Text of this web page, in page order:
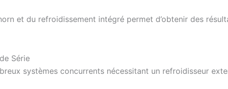
et du refroidissement intégré permet d’obtenir des
Série
systèmes concurrents nécessitant un refroidisseur